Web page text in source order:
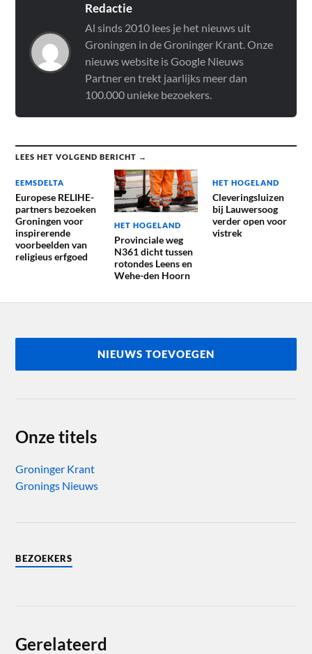
Redactie
Al sinds 2010 lees je het nieuws uit
Groningen in de Groninger Krant. Onze
nieuws website is Google Nieuws
Partner en trekt jaarlijks meer dan
100.000 unieke bezoekers.
LEES HET VOLGEND BERICHT →
EEMSDELTA
Europese RELIHE-
partners bezoeken
Groningen voor
inspirerende
voorbeelden van
religieus erfgoed
HET HOGELAND
Provinciale weg
N361 dicht tussen
rotondes Leens en
Wehe-den Hoorn
HET HOGELAND
Cleveringsluizen
bij Lauwersoog
verder open voor
vistrek
NIEUWS TOEVOEGEN
Onze titels
Groninger Krant
Gronings Nieuws
BEZOEKERS
Gerelateerd